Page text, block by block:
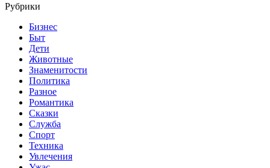
Рубрики
Бизнес
Быт
Дети
Животные
Знаменитости
Политика
Разное
Романтика
Сказки
Служба
Спорт
Техника
Увлечения